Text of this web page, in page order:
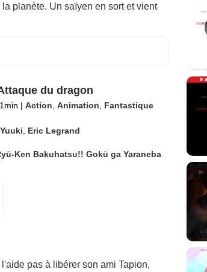
planète. Un saïyen en sort et vient
du dragon
| Action Animation
Fantastique
Eric Legrand
Ken Bakuhatsu!! Gokū ga Yaraneba
pas à libérer son ami Tapion,